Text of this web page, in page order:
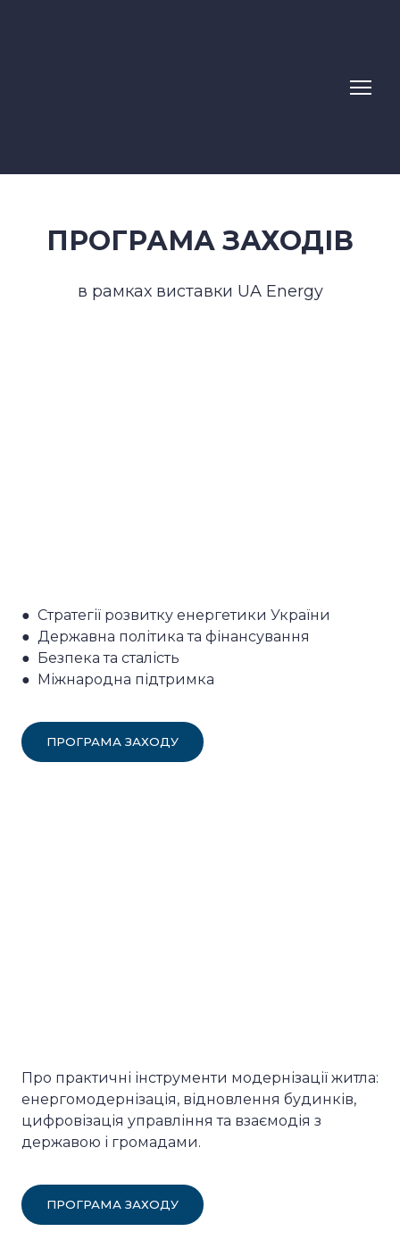
ПРОГРАМА ЗАХОДІВ
в рамках виставки UA Energy
● Стратегії розвитку енергетики України
● Державна політика та фінансування
● Безпека та сталість
● Міжнародна підтримка
ПРОГРАМА ЗАХОДУ
Про практичні інструменти модернізації житла:
енергомодернізація, відновлення будинків,
цифровізація управління та взаємодія з
державою і громадами.
ПРОГРАМА ЗАХОДУ